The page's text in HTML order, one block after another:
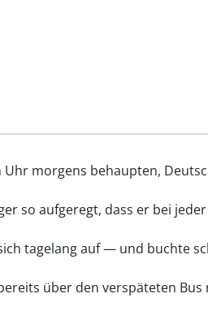
morgens behaupten,
so aufgeregt, dass er bei
tagelang auf — und buchte
über den verspäteten Bus